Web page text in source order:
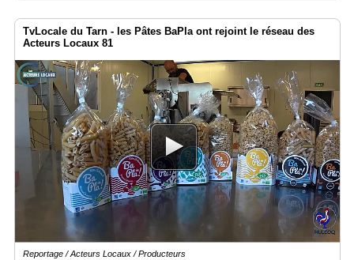
TvLocale du Tarn - les Pâtes BaPla ont rejoint le réseau des
Acteurs Locaux 81
Reportage / Acteurs Locaux / Producteurs